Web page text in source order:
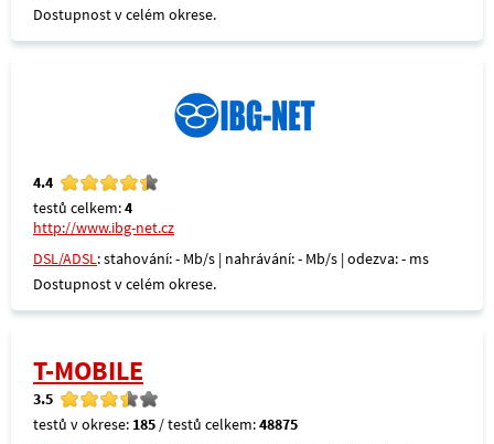
Dostupnost v celém okrese.
4.4
testů celkem:4
http://www.ibg-net.cz
DSL/ADSL: stahování: - Mb/s | nahrávání: - Mb/s | odezva: - ms
Dostupnost v celém okrese.
T-MOBILE
3.5
testů v okrese: 185 / testů celkem:48875